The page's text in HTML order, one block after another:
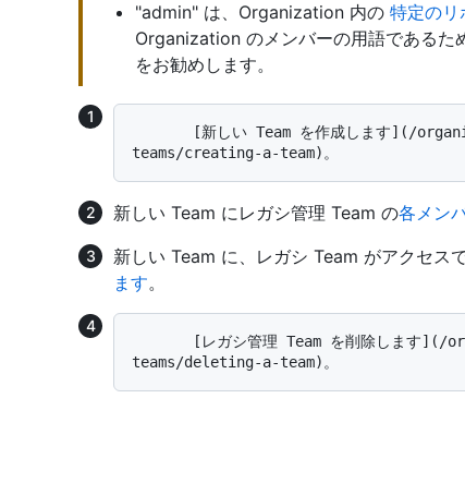
"admin" は、Organization 内の 特定のリ
Organization のメンバーの用語であるた
をお勧めします。
新しい Team にレガシ管理 Team の各メン
新しい Team に、レガシ Team がアクセス
ます。